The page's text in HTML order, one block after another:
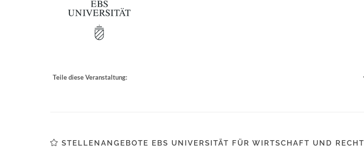
Teile diese Veranstaltung:
STELLENANGEBOTE EBS UNIVERSITÄT FÜR WIRTSCHAFT UND RECHT